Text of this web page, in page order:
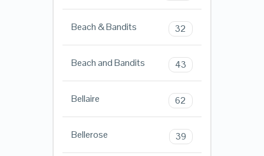
Beach & Bandits 32
Beach and Bandits 43
Bellaire 62
Bellerose 39